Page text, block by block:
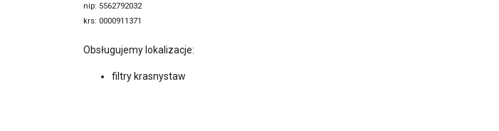
nip: 5562792032
krs: 0000911371
Obsługujemy lokalizacje:
filtry krasnystaw